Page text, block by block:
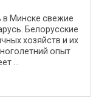
в Минске свежие
Белорусские
хозяйств и их
опыт
...